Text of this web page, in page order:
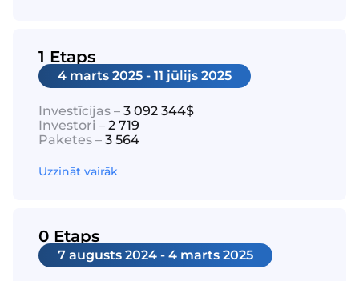
1 Etaps
4 marts 2025 - 11 jūlijs 2025
Investīcijas – 3 092 344$
Investori – 2 719
Paketes – 3 564
Uzzināt vairāk
0 Etaps
7 augusts 2024 - 4 marts 2025